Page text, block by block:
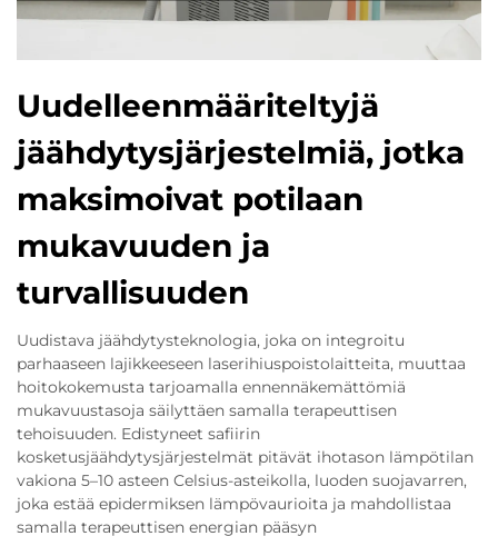
Uudelleenmääriteltyjä
jäähdytysjärjestelmiä, jotka
maksimoivat potilaan
mukavuuden ja
turvallisuuden
Uudistava jäähdytysteknologia, joka on integroitu
parhaaseen lajikkeeseen laserihiuspoistolaitteita, muuttaa
hoitokokemusta tarjoamalla ennennäkemättömiä
mukavuustasoja säilyttäen samalla terapeuttisen
tehoisuuden. Edistyneet safiirin
kosketusjäähdytysjärjestelmät pitävät ihotason lämpötilan
vakiona 5–10 asteen Celsius-asteikolla, luoden suojavarren,
joka estää epidermiksen lämpövaurioita ja mahdollistaa
samalla terapeuttisen energian pääsyn